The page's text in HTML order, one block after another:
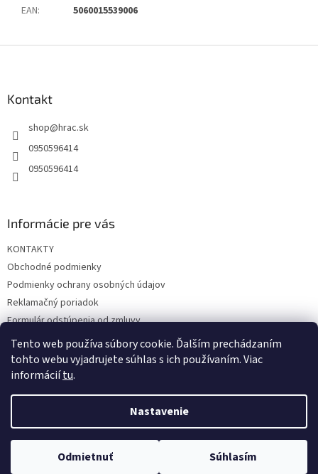
Tento web používa súbory cookie. Ďalším prechádzaním
tohto webu vyjadrujete súhlas s ich používaním. Viac
informáciítu.
Nastavenie
Odmietnuť Súhlasím
EAN: 5060015539006
Kontakt
shop@hrac.sk
0950596414
0950596414
Informácie pre vás
KONTAKTY
Obchodné podmienky
Podmienky ochrany osobných údajov
Reklamačný poriadok
Formulár odstúpenia od zmluvy
Reklamačný formulár
Copyright 2026hrac.sk. Všetky práva vyhradené.Upraviť